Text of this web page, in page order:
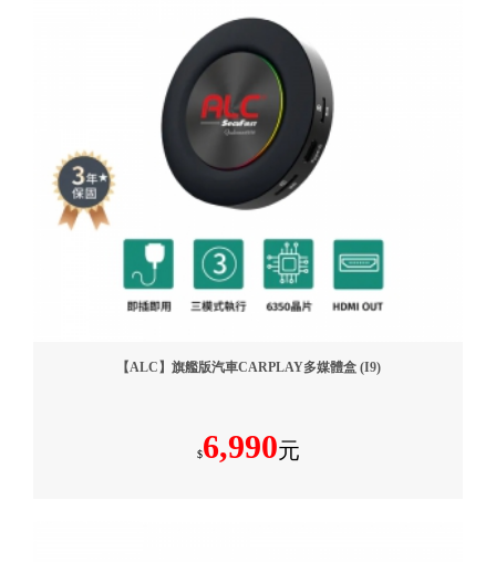
【ALC】旗艦版汽車CARPLAY多媒體盒 (I9)
$6,990元